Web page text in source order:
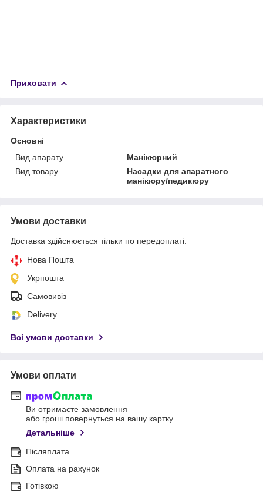
Приховати
Характеристики
Основні
Вид апарату
Манікюрний
Вид товару
Насадки для апаратного
манікюру/педикюру
Умови доставки
Доставка здійснюється тільки по передоплаті.
Нова Пошта
Укрпошта
Самовивіз
Delivery
Всі умови доставки
Умови оплати
Ви отримаєте замовлення
або гроші повернуться на вашу картку
Детальніше
Післяплата
Оплата на рахунок
Готівкою